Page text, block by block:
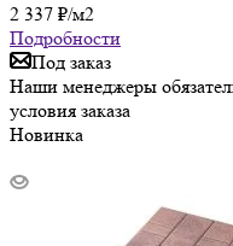
2 337 ₽/м2
Подробности
Под заказ
Наши менеджеры
условия заказа
Новинка